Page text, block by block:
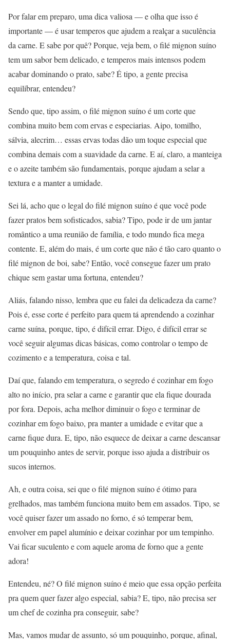
Por falar em preparo, uma dica valiosa — e olha que isso é
importante — é usar temperos que ajudem a realçar a suculência
da carne. E sabe por quê? Porque, veja bem, o filé mignon suíno
tem um sabor bem delicado, e temperos mais intensos podem
acabar dominando o prato, sabe? É tipo, a gente precisa
equilibrar, entendeu?
Sendo que, tipo assim, o filé mignon suíno é um corte que
combina muito bem com ervas e especiarias. Aipo, tomilho,
sálvia, alecrim… essas ervas todas dão um toque especial que
combina demais com a suavidade da carne. E aí, claro, a manteiga
e o azeite também são fundamentais, porque ajudam a selar a
textura e a manter a umidade.
Sei lá, acho que o legal do filé mignon suíno é que você pode
fazer pratos bem sofisticados, sabia? Tipo, pode ir de um jantar
romântico a uma reunião de família, e todo mundo fica mega
contente. E, além do mais, é um corte que não é tão caro quanto o
filé mignon de boi, sabe? Então, você consegue fazer um prato
chique sem gastar uma fortuna, entendeu?
Aliás, falando nisso, lembra que eu falei da delicadeza da carne?
Pois é, esse corte é perfeito para quem tá aprendendo a cozinhar
carne suína, porque, tipo, é difícil errar. Digo, é difícil errar se
você seguir algumas dicas básicas, como controlar o tempo de
cozimento e a temperatura, coisa e tal.
Daí que, falando em temperatura, o segredo é cozinhar em fogo
alto no início, pra selar a carne e garantir que ela fique dourada
por fora. Depois, acha melhor diminuir o fogo e terminar de
cozinhar em fogo baixo, pra manter a umidade e evitar que a
carne fique dura. E, tipo, não esquece de deixar a carne descansar
um pouquinho antes de servir, porque isso ajuda a distribuir os
sucos internos.
Ah, e outra coisa, sei que o filé mignon suíno é ótimo para
grelhados, mas também funciona muito bem em assados. Tipo, se
você quiser fazer um assado no forno, é só temperar bem,
envolver em papel alumínio e deixar cozinhar por um tempinho.
Vai ficar suculento e com aquele aroma de forno que a gente
adora!
Entendeu, né? O filé mignon suíno é meio que essa opção perfeita
pra quem quer fazer algo especial, sabia? E, tipo, não precisa ser
um chef de cozinha pra conseguir, sabe?
Mas, vamos mudar de assunto, só um pouquinho, porque, afinal,